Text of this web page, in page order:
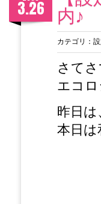
内♪
3.26
カテゴリ：
さてさ
エコロ
昨日
本日